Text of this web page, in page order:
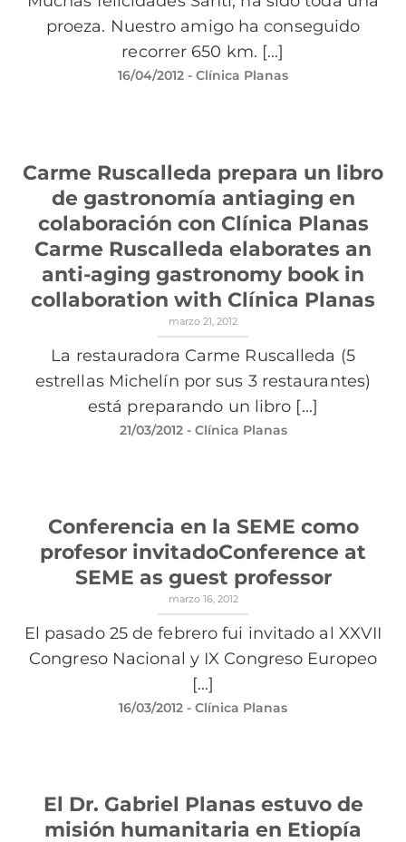
proeza. Nuestro amigo ha conseguido
recorrer 650 km. [...]
16/04/2012 - Clínica Planas
Carme Ruscalleda prepara un libro
de gastronomía antiaging en
colaboración con Clínica Planas
Carme Ruscalleda elaborates an
anti-aging gastronomy book in
collaboration with Clínica Planas
marzo 21, 2012
La restauradora Carme Ruscalleda (5
estrellas Michelín por sus 3 restaurantes)
está preparando un libro [...]
21/03/2012- Clínica Planas
Conferencia en la SEME como
profesor invitadoConference at
SEME as guest professor
marzo 16, 2012
El pasado 25 de febrero fui invitado al XXVII
Congreso Nacional y IX Congreso Europeo
[...]
16/03/2012 - Clínica Planas
El Dr. Gabriel Planas estuvo de
misión humanitaria en Etiopía